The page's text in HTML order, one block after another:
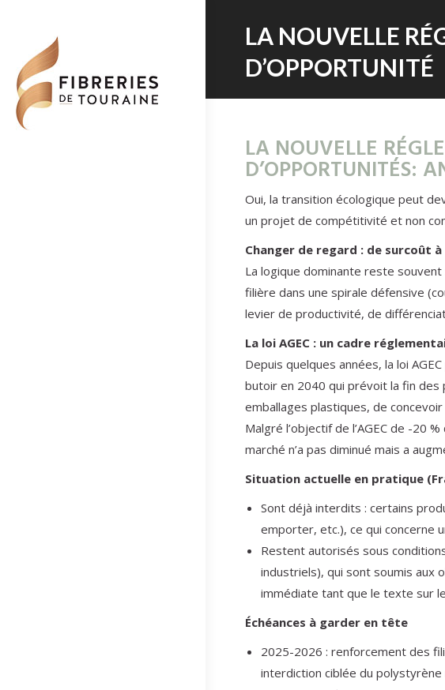
LA NOUVELLE
D’OPPORTUNITÉ
LA NOUVELLE
D’OPPORTUNITÉS:
Oui, la transition écologique peut
un projet de compétitivité et non
Changer de regard : de surcoût
La logique dominante reste
filière dans une spirale défensive
levier de productivité, de
La loi AGEC : un cadre
Depuis quelques années, la loi
butoir en 2040 qui prévoit la fin
emballages plastiques, de
Malgré l’objectif de l’AGEC de -20
marché n’a pas diminué mais a
Situation actuelle en pratique
Sont déjà interdits : certains
emporter, etc.), ce qui concerne
Restent autorisés sous
industriels), qui sont soumis aux
immédiate tant que le texte sur
Échéances à garder en tête
2025-2026 : renforcement des
interdiction ciblée du